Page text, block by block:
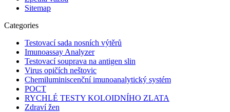
Sitemap
Categories
Testovací sada nosních výtěrů
Imunoassay Analyzer
Testovací souprava na antigen slin
Virus opičích neštovic
Chemiluminiscenční imunoanalytický systém
POCT
RYCHLÉ TESTY KOLOIDNÍHO ZLATA
Zdraví žen